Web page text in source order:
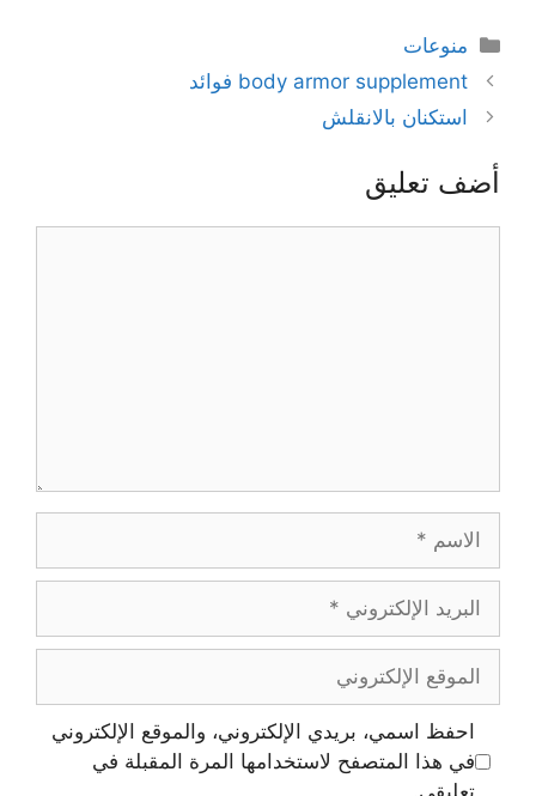
التصنيفات
منوعات
body armor supplement فوائد
استكنان بالانقلش
أضف تعليق
الإلكتروني
الإلكتروني
احفظ اسمي، بريدي الإلكتروني، والموقع الإلكتروني
في هذا المتصفح لاستخدامها المرة المقبلة في
تعليقي.